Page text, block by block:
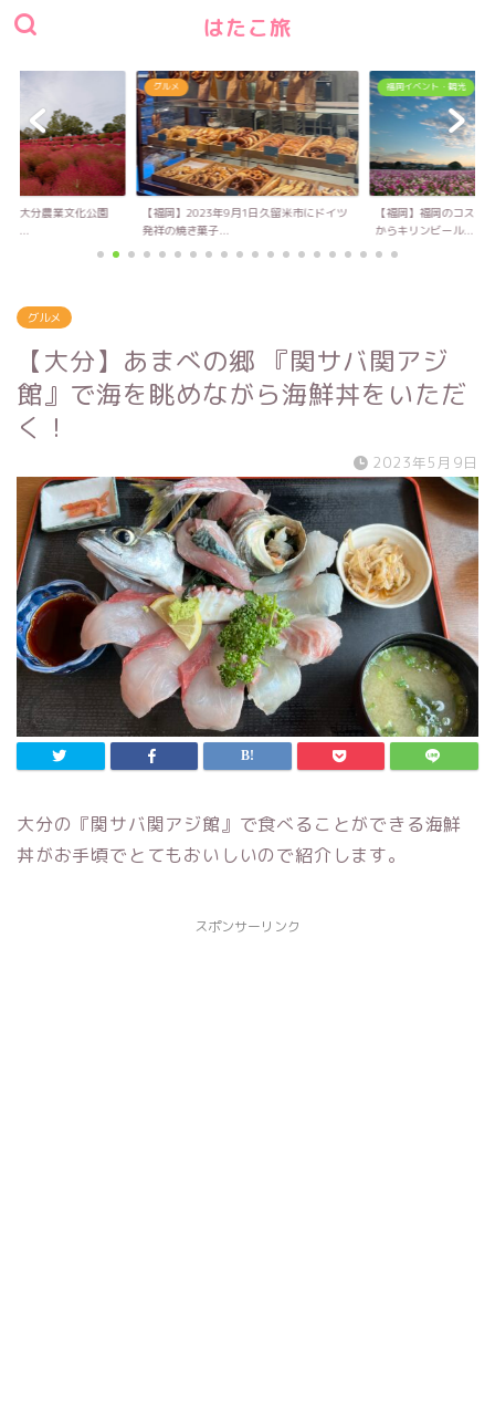
はたこ旅
！大分農業文化公園
キ...
グルメ
【福岡】2023年9月1日久留米市にドイツ
発祥の焼き菓子...
福岡イベント・観光
【福岡】福岡のコスモ
からキリンビール...
グルメ
【大分】あまべの郷 『関サバ関アジ
館』で海を眺めながら海鮮丼をいただ
く！
2023年5月9日
大分の『関サバ関アジ館』で食べることができる海鮮
丼がお手頃でとてもおいしいので紹介します。
スポンサーリンク